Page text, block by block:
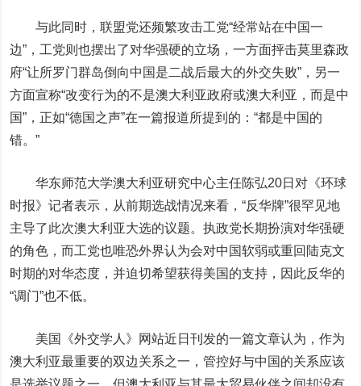
与此同时，联盟党还频繁攻击工党“经常站在中国一
边”，工党则也摆出了对华强硬的立场，一方面抨击莫里森政
府“让所罗门群岛倒向中国是二战后最大的外交失败”，另一
方面宣称“改变行为的不是澳大利亚政府或澳大利亚，而是中
国”，正如“德国之声”在一篇报道所提到的：“都是中国的
错。”
华东师范大学澳大利亚研究中心主任陈弘20日对《环球
时报》记者表示，从前期选战情况来看，“反华牌”很罕见地
主导了此次澳大利亚大选的议题。执政党长期扮演对华强硬
的角色，而工党也唯恐外界认为会对中国软弱或重回陆克文
时期的对华态度，并迫切希望获得美国的支持，因此反华的
“调门”也不低。
美国《外交学人》网站近日刊发的一篇文章认为，作为
澳大利亚最重要的双边关系之一，管控好与中国的关系应该